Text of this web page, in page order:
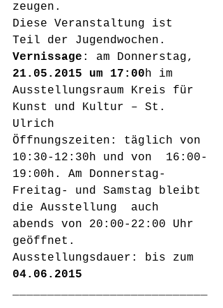
zeugen.
Diese Veranstaltung ist
Teil der Jugendwochen.
Vernissage : am Donnerstag,
21.05.2015 um 17:00h im
Ausstellungsraum Kreis für
Kunst und Kultur – St.
Ulrich
Öffnungszeiten: täglich von
10:30-12:30h und von  16:00-
19:00h. Am Donnerstag-
Freitag- und Samstag bleibt
die Ausstellung  auch
abends von 20:00-22:00 Uhr
geöffnet.
Ausstellungsdauer: bis zum
04.06.2015